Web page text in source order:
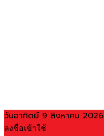
วันอาทิตย์ 9 สิงหาคม 2026
ลงชื่อเข้าใช้